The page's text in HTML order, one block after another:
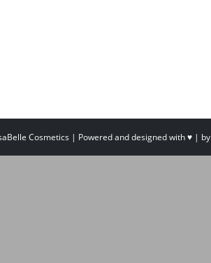
Cosmetics | Powered and designed with ♥ | by